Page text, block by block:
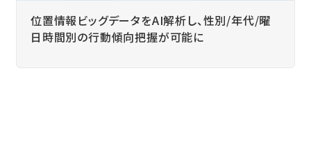
位置情報ビッグデータをAI解析し、性別/年代/曜
日時間別の行動傾向把握が可能に